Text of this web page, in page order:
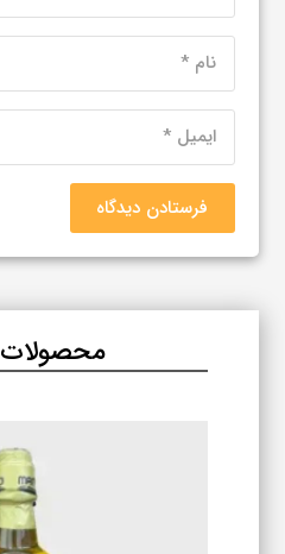
فرستادن دیدگاه
محصولات